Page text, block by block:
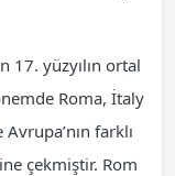
17. yüzyılın ortal
Roma, İtaly
farklı
çekmiştir. Rom